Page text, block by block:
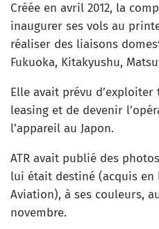
Créée en avril 2012, la
inaugurer ses vols au
réaliser des liaisons
Fukuoka, Kitakyushu,
Elle avait prévu d’exploiter
leasing et de devenir
l’appareil au Japon.
ATR avait publié des
lui était destiné (acquis en
Aviation), à ses couleurs,
novembre.